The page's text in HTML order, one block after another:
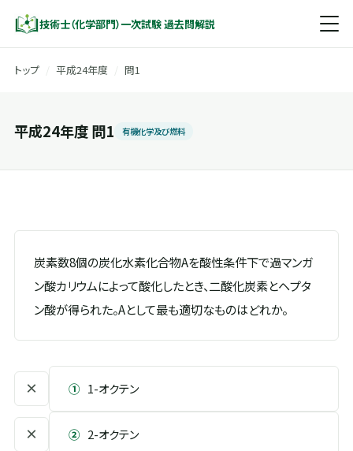
技術士（化学部門）一次試験 過去問解説
トップ 平成24年度 問1
平成24年度 問1 有機化学及び燃料
炭素数8個の炭化水素化合物Aを酸性条件下で過マンガ
ン酸カリウムによって酸化したとき、二酸化炭素とヘプタ
ン酸が得られた。Aとして最も適切なものはどれか。
× ① 1-オクテン
× ② 2-オクテン